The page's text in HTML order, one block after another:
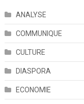
ANALYSE
COMMUNIQUE
CULTURE
DIASPORA
ECONOMIE